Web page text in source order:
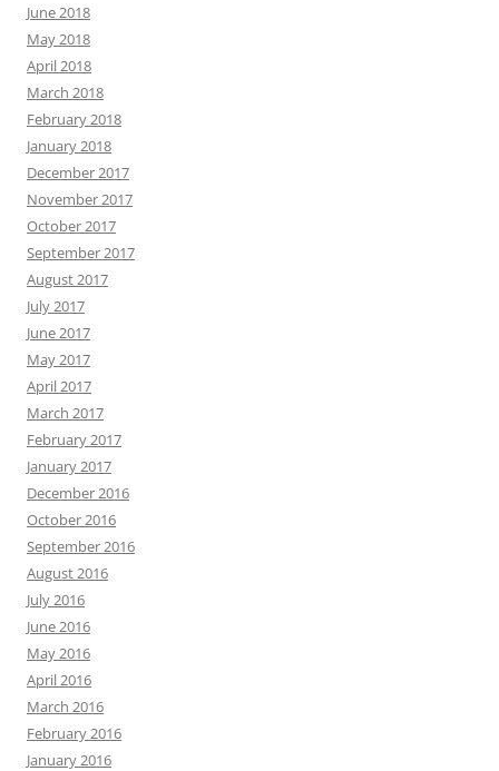
June 2018
May 2018
April 2018
March 2018
February 2018
January 2018
December 2017
November 2017
October 2017
September 2017
August 2017
July 2017
June 2017
May 2017
April 2017
March 2017
February 2017
January 2017
December 2016
October 2016
September 2016
August 2016
July 2016
June 2016
May 2016
April 2016
March 2016
February 2016
January 2016